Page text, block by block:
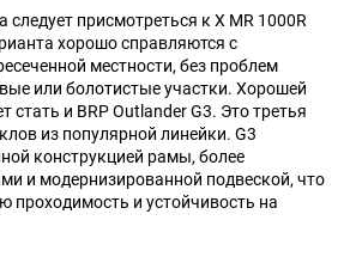
присмотреться к X MR 1000R
хорошо справляются с
местности, без проблем
или болотистые участки. Хорошей
стать и BRP Outlander G3. Это третья
из популярной линейки. G3
конструкцией рамы, более
и модернизированной подвеской, что
проходимость и устойчивость на